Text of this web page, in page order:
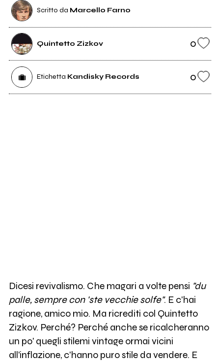
Scritto da Marcello Farno
Quintetto Zizkov 0
Etichetta Kandisky Records 0
Dicesi revivalismo. Che magari a volte pensi "du
palle, sempre con 'ste vecchie solfe". E c'hai
ragione, amico mio. Ma ricrediti col Quintetto
Zizkov. Perché? Perché anche se ricalcheranno
un po' quegli stilemi vintage ormai vicini
all'inflazione, c'hanno puro stile da vendere. E